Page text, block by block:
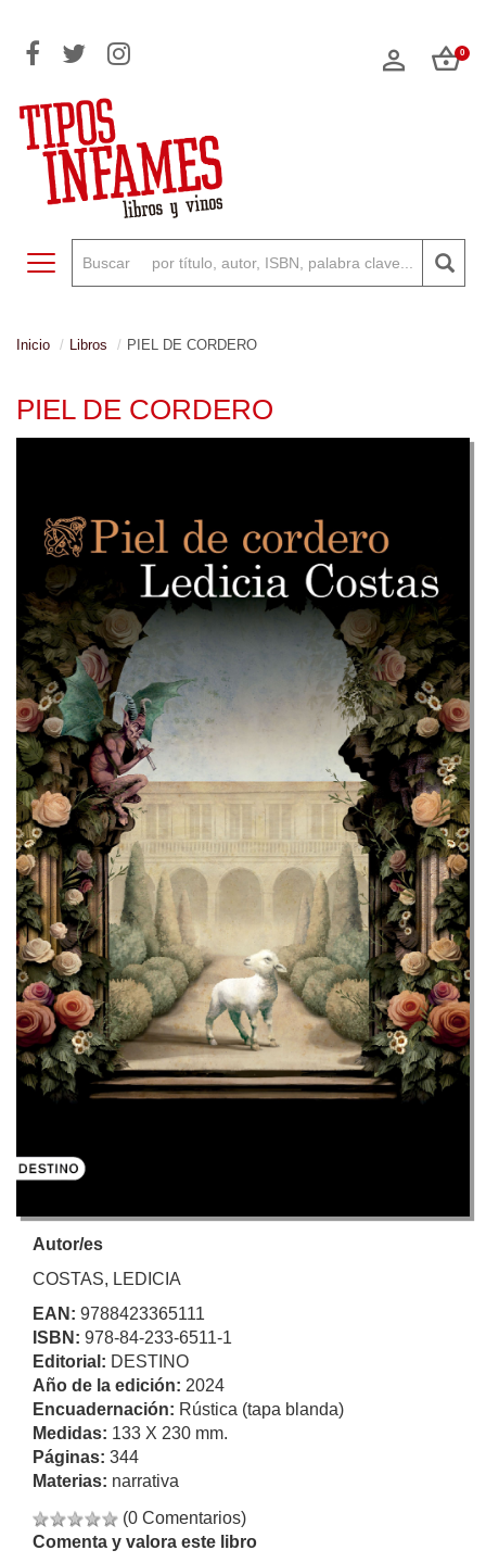
0
Toggle navigation
Inicio Libros PIEL DE CORDERO
PIEL DE CORDERO
Autor/es
COSTAS, LEDICIA
EAN: 9788423365111
ISBN: 978-84-233-6511-1
Editorial: DESTINO
Año de la edición: 2024
Encuadernación: Rústica (tapa blanda)
Medidas: 133 X 230 mm.
Páginas: 344
Materias: narrativa
(0 Comentarios)
Comenta y valora este libro